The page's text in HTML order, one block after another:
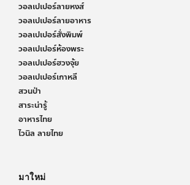
วอลเปเปอร์ลายหงส์
วอลเปเปอร์ลายอาหาร
วอลเปเปอร์สั่งพิมพ์
วอลเปเปอร์ห้องพระ
วอลเปเปอร์ฮวงจุ้ย
วอลเปเปอร์เกาหลี
สวนป่า
สาระน่ารู้
อาหารไทย
ไวนิล ลายไทย
มาใหม่